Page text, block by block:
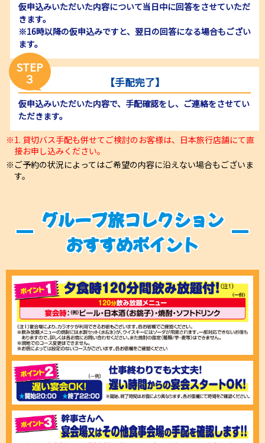
仮申込みいただいた内容について当日中に回答をさせていただ
きます。
※16時以降の仮申込みですと、翌日の回答になる場合もござい
ます。
STEP
３ 【手配完了】
仮申込みいただいた内容で、手配確認をし、ご連絡をさせてい
ただきます。
1. 貸切バス手配も併せてご検討のお客様は、日本旅行店舗にて直
接お申し込みください。
ご予約の状況によってはご希望の内容に沿えない場合もございま
す。
グループ旅コレクション
おすすめポイント